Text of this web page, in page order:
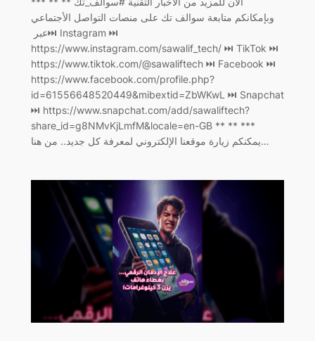
وبإمكانكم متابعة سوالف تك على منصات التواصل الأجتماعي
عبر ‏⏭ Instagram ⏭
https://www.instagram.com/sawalif_tech/ ‏⏭ TikTok ⏭
https://www.tiktok.com/@sawaliftech ‏⏭ Facebook ⏭
https://www.facebook.com/profile.php?
id=61556648520449&mibextid=ZbWKwL ‏⏭ Snapchat
⏭ https://www.snapchat.com/add/sawaliftech?
share_id=g8NMvKjLmfM&locale=en-GB ** ** ***
يمكنكم زيارة موقعنا الإلكتروني لمعرفة كل جديد.. من هنا…